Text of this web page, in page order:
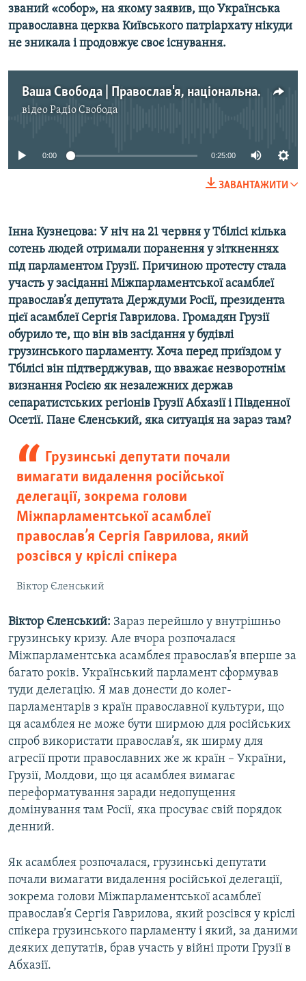
званий «собор», на якому заявив, що Українська
православна церква Київського патріархату нікуди
не зникала і продовжує своє існування.
Ваша Свобода | Православ'я, національна безпека і вигоди для Путіна
відеоРадіо Свобода
No media source currently available
0:00 0:25:00
ЗАВАНТАЖИТИ
Інна Кузнецова: У ніч на 21 червня у Тбілісі кілька
сотень людей отримали поранення у зіткненнях
під парламентом Грузії. Причиною протесту стала
участь у засіданні Міжпарламентської асамблеї
православ’я депутата Держдуми Росії, президента
цієї асамблеї Сергія Гаврилова. Громадян Грузії
обурило те, що він вів засідання у будівлі
грузинського парламенту. Хоча перед приїздом у
Тбілісі він підтверджував, що вважає незворотнім
визнання Росією як незалежних держав
сепаратистських регіонів Грузії Абхазії і Південної
Осетії. Пане Єленський, яка ситуація на зараз там?
Грузинські депутати почали
вимагати видалення російської
делегації, зокрема голови
Міжпарламентської асамблеї
православ’я Сергія Гаврилова, який
розсівся у кріслі спікера
Віктор Єленський
Віктор Єленський: Зараз перейшло у внутрішньо
грузинську кризу. Але вчора розпочалася
Міжпарламентська асамблея православ’я вперше за
багато років. Український парламент сформував
туди делегацію. Я мав донести до колег-
парламентарів з країн православної культури, що
ця асамблея не може бути ширмою для російських
спроб використати православ’я, як ширму для
агресії проти православних же ж країн – України,
Грузії, Молдови, що ця асамблея вимагає
переформатування заради недопущення
домінування там Росії, яка просуває свій порядок
денний.
Як асамблея розпочалася, грузинські депутати
почали вимагати видалення російської делегації,
зокрема голови Міжпарламентської асамблеї
православ’я Сергія Гаврилова, який розсівся у кріслі
спікера грузинського парламенту і який, за даними
деяких депутатів, брав участь у війні проти Грузії в
Абхазії.